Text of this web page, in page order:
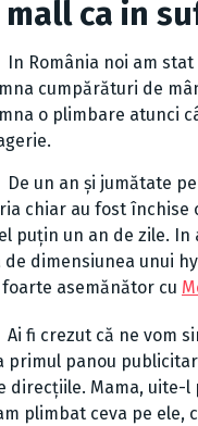
mallca in
noi am stat
cumpărături de
o plimbare atunci
un an și jumătate
chiar au fost
puțin un an de zile.
de dimensiunea unui
foarte asemănător cu
crezut că ne vom
primul panou
direcțiile. Mama, uite-l
plimbat ceva pe ele,